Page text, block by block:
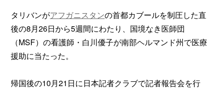
タリバンがアフガニスタンの首都カブールを制圧した直
後の8月26日から5週間にわたり、国境なき医師団
（MSF）の看護師・白川優子が南部ヘルマンド州で医療
援助に当たった。
帰国後の10月21日に日本記者クラブで記者報告会を行